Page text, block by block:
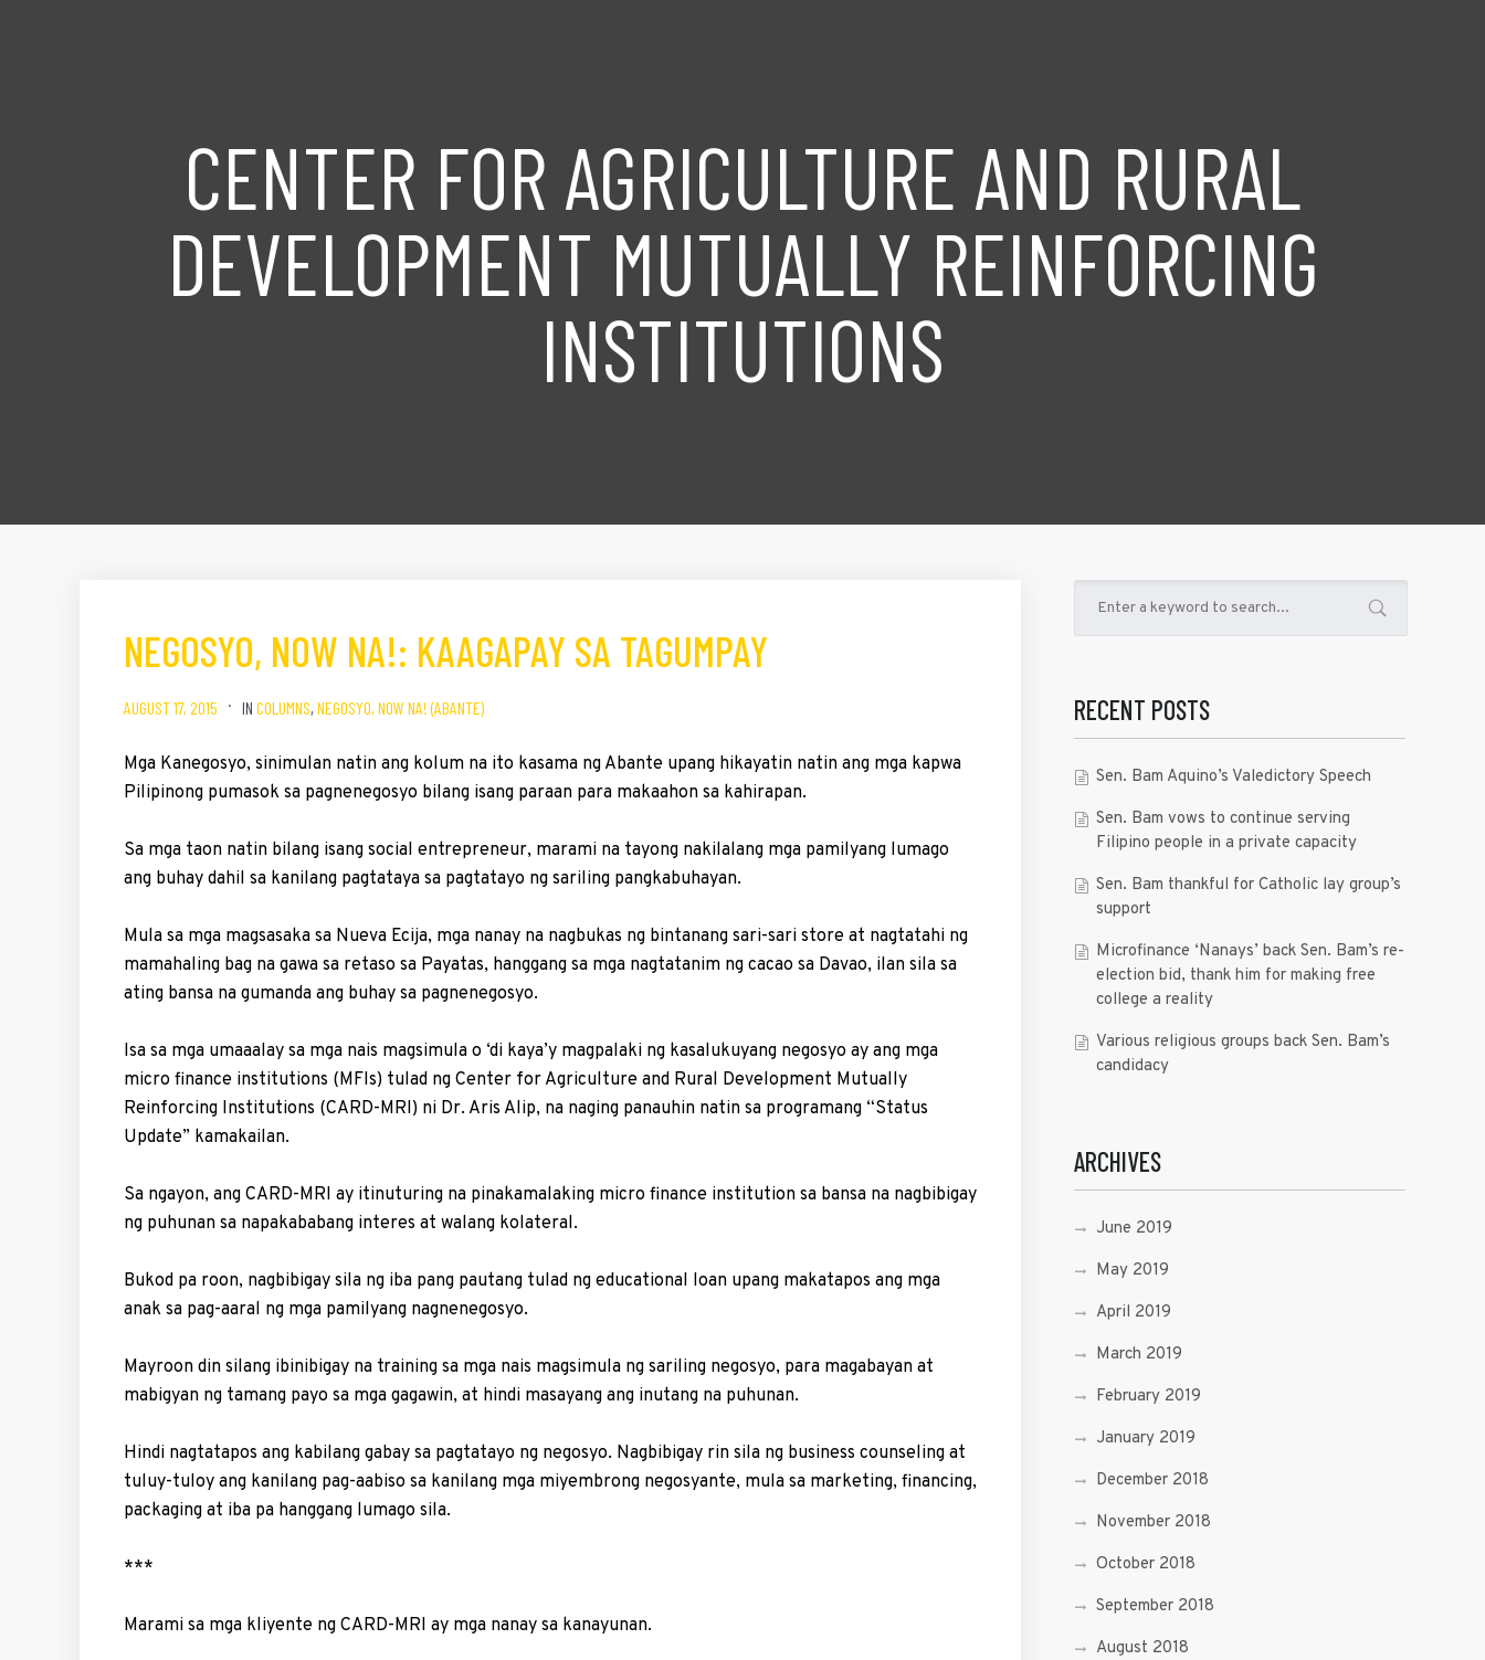
CENTER FOR AGRICULTURE AND RURAL
DEVELOPMENT MUTUALLY REINFORCING
INSTITUTIONS
NEGOSYO, NOW NA!: KAAGAPAY SA TAGUMPAY
AUGUST 17, 2015 IN COLUMNS, NEGOSYO, NOW NA! (ABANTE)
Mga Kanegosyo, sini­mulan natin ang kolum na ito kasama ng Abante upang hikayatin natin ang mga kapwa
Pilipinong pumasok sa pagnenegosyo bilang isang paraan para makaahon sa kahirapan.
Sa mga taon natin bilang isang social entrepreneur, marami na tayong nakilalang mga pamilyang lumago
ang buhay dahil sa kanilang pagtataya sa pagtatayo ng sariling pangkabuhayan.
Mula sa mga magsasaka sa Nueva Ecija, mga nanay na nagbukas ng bintanang sari-sari store at nagtatahi ng
mamahaling bag na gawa sa retaso sa Payatas, hanggang sa mga nagtatanim ng cacao sa Davao, ilan sila sa
ating bansa na gumanda ang buhay sa pagnenegosyo.
Isa sa mga umaaalay sa mga nais magsimula o ‘di kaya’y magpalaki ng kasalukuyang negosyo ay ang mga
micro finance institutions (MFIs) tulad ng Center for Agriculture and Rural Development Mutually
Reinforcing Institutions (CARD-MRI) ni Dr. Aris Alip, na naging panauhin natin sa programang “Status
Update” kamakailan.
Sa ngayon, ang CARD-MRI ay itinutu­ring na pinakamalaking micro finance institution sa bansa na nagbibigay
ng puhunan sa napakababang interes at walang kolateral.
Bukod pa roon, nagbibigay sila ng iba pang pautang tulad ng educational loan upang makatapos ang mga
anak sa pag-aaral ng mga pamilyang nagnenegosyo.
Mayroon din silang ibinibigay na training sa mga nais magsimula ng sariling negosyo, para magabayan at
mabigyan ng tamang payo sa mga gagawin, at hindi masayang ang inutang na puhunan.
Hindi nagtatapos ang kabilang gabay sa pagtatayo ng negosyo. Nagbibigay rin sila ng business counseling at
tuluy-tuloy ang kanilang pag-aabiso sa kanilang mga miyembrong negosyante, mula sa marketing, financing,
packaging at iba pa hanggang lumago sila.
***
Marami sa mga kli­yente ng CARD-MRI ay mga nanay sa kanayunan.
RECENT POSTS
Sen. Bam Aquino’s Valedictory Speech
Sen. Bam vows to continue serving
Filipino people in a private capacity
Sen. Bam thankful for Catholic lay group’s
support
Microfinance ‘Nanays’ back Sen. Bam’s re-
election bid, thank him for making free
college a reality
Various religious groups back Sen. Bam’s
candidacy
ARCHIVES
June 2019
May 2019
April 2019
March 2019
February 2019
January 2019
December 2018
November 2018
October 2018
September 2018
August 2018